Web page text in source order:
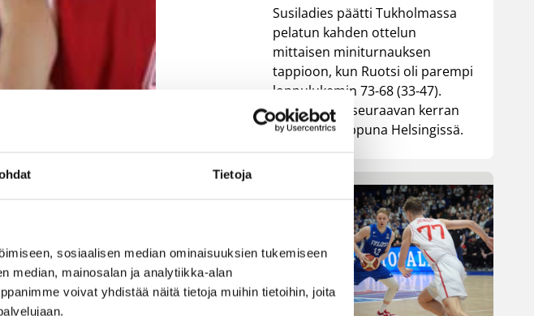
Tietoja
sosiaalisen median ominaisuuksien tukemiseen
median, mainosalan ja analytiikka-alan
voivat yhdistää näitä tietoja muihin tietoihin, joita
Susiladies päätti Tukholmassa
pelatun kahden ottelun
mittaisen miniturnauksen
tappioon, kun Ruotsi oli parempi
loppulukemin 73-68 (33-47).
Suomi pelaa seuraavan kerran
ensi viikonloppuna Helsingissä.